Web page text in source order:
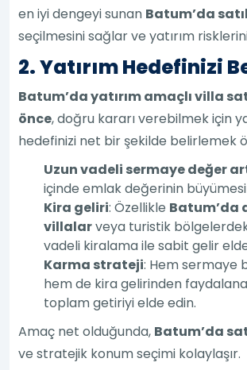
en iyi dengeyi sunan Batum’da
seçilmesini sağlar ve yatırım
2. Yatırım Hedefinizi
Batum’da yatırım amaçlı villa
önce, doğru kararı verebilmek için
hedefinizi net bir şekilde belirlemek
Uzun vadeli sermaye değer
içinde emlak değerinin
Kira geliri: Özellikle Batum’da
villalarveya turistik
vadeli kiralama ile sabit gelir
Karma strateji: Hem sermaye
hem de kira gelirinden
toplam getiriyi elde edin.
Amaç net olduğunda, Batum’da
ve stratejik konum seçimi kolaylaşır.